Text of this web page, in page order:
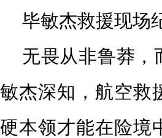
毕敏杰救援现场
无畏从非鲁莽，
敏杰深知，航空救
硬本领才能在险境